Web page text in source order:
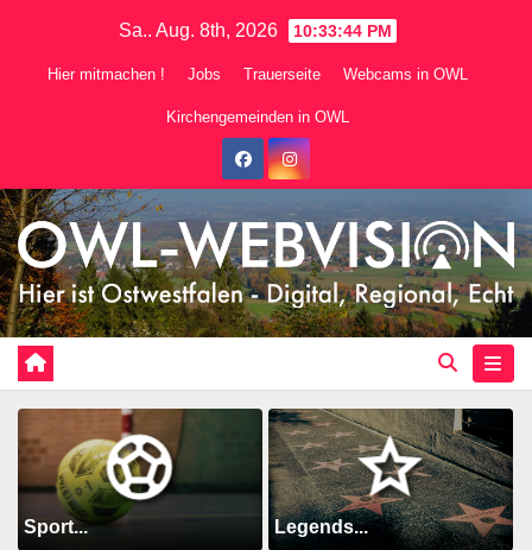
Sa.. Aug. 8th, 2026 10:33:46 PM
Hier mitmachen ! Jobs Trauerseite Webcams in OWL
Kirchengemeinden in OWL
Sport... Legends...